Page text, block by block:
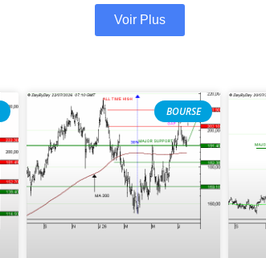
Voir Plus
BOURSE